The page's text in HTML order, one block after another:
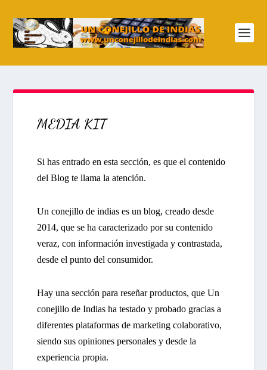
MEDIA KIT
Si has entrado en esta sección, es que el contenido
del Blog te llama la atención.
Un conejillo de indias es un blog, creado desde
2014, que se ha caracterizado por su contenido
veraz, con información investigada y contrastada,
desde el punto del consumidor.
Hay una sección para reseñar productos, que Un
conejillo de Indias ha testado y probado gracias a
diferentes plataformas de marketing colaborativo,
siendo sus opiniones personales y desde la
experiencia propia.